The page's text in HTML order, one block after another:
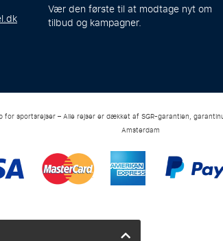
Vær den første til at modtage nyt om
tilbud og kampagner.
sportsrejser – Alle rejser er dækket af SGR-garantien,
Amsterdam